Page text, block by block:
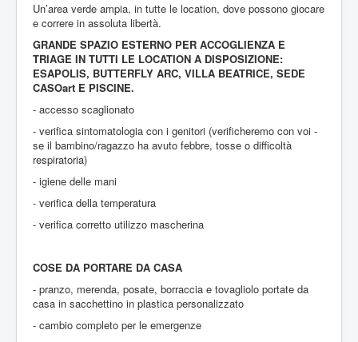
Un’area verde ampia, in tutte le location, dove possono giocare
e correre in assoluta libertà.
GRANDE SPAZIO ESTERNO PER ACCOGLIENZA E
TRIAGE IN TUTTI LE LOCATION A DISPOSIZIONE:
ESAPOLIS, BUTTERFLY ARC, VILLA BEATRICE, SEDE
CASOart E PISCINE.
- accesso scaglionato
- verifica sintomatologia con i genitori (verificheremo con voi -
se il bambino/ragazzo ha avuto febbre, tosse o difficoltà
respiratoria)
- igiene delle mani
- verifica della temperatura
- verifica corretto utilizzo mascherina
COSE DA PORTARE DA CASA
- pranzo, merenda, posate, borraccia e tovagliolo portate da
casa in sacchettino in plastica personalizzato
- cambio completo per le emergenze